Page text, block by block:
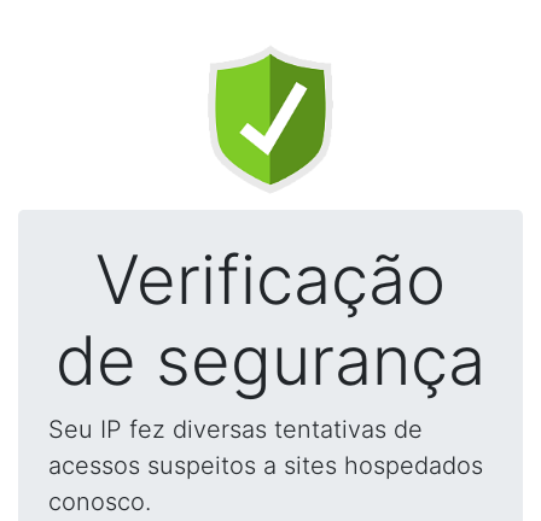
Verificação
de segurança
Seu IP fez diversas tentativas de
acessos suspeitos a sites hospedados
conosco.